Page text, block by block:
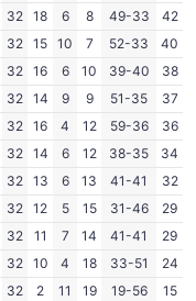
32 18 6 8 49-33
42
32 15 10 7 52-33
40
32 16 6 10 39-40
38
32 14 9 9 51-35
37
32 16 4 12 59-36
36
32 14 6 12 38-35
34
32 13 6 13 41-41
32
32 12 5 15 31-46
29
32 11 7 14 41-41
29
32 10 4 18 33-51
24
32 2 11 19 19-56
15